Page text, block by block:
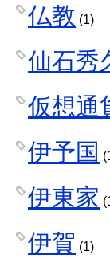
仏教 (1)
仙石秀
仮想通
伊予国
伊東家
伊賀 (1)